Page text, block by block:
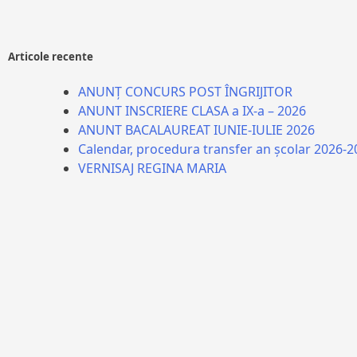
Articole recente
ANUNȚ CONCURS POST ÎNGRIJITOR
ANUNT INSCRIERE CLASA a IX-a – 2026
ANUNT BACALAUREAT IUNIE-IULIE 2026
Calendar, procedura transfer an școlar 2026-
VERNISAJ REGINA MARIA